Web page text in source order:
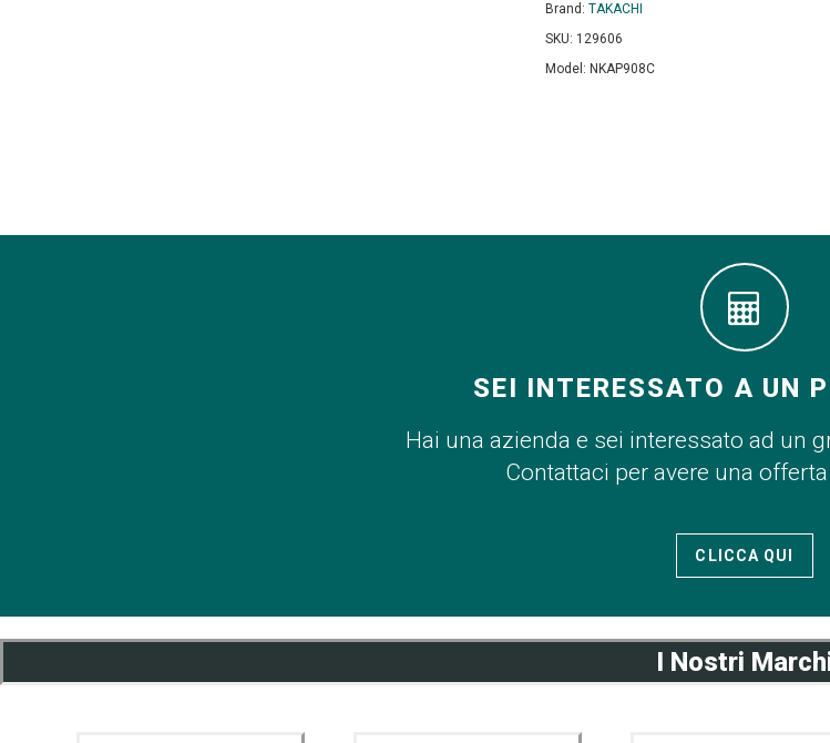
Brand: TAKACHI
SKU: 129606
Model: NKAP908C
SEI INTERESSATO A UN
Hai una azienda e sei interessato ad un
Contattaci per avere una
CLICCA QUI
I Nostri